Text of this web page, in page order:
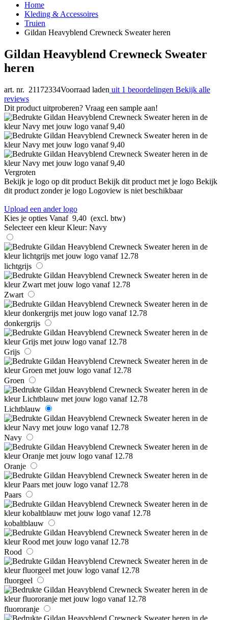
Home
Kleding & Accessoires
Truien
Gildan Heavyblend Crewneck Sweater heren
Gildan Heavyblend Crewneck Sweater
heren
art. nr. 21172334Voorraad laden uit 1 beoordelingen Bekijk alle
reviews
Dit product uitproberen? Vraag een sample aan!
Vergroten
Bekijk je logo op dit product Bekijk dit product met je logo Bekijk
dit product zonder je logo Logoview is niet beschikbaar
Upload een ander logo
Kies je opties Vanaf 9,40 (excl. btw)
Selecteer een kleur Kleur: Navy
lichtgrijs
Zwart
donkergrijs
Grijs
Groen
Lichtblauw
Navy
Oranje
Paars
kobaltblauw
Rood
fluorgeel
fluororanje